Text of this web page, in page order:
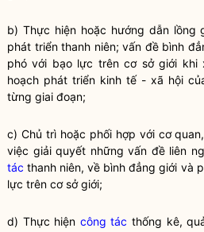
b) Thực hiện hoặc hướng dẫn lồng
phát triển thanh niên; vấn đề bình
phó với bạo lực trên cơ sở giới khi
hoạch phát triển kinh tế - xã hội
từng giai đoạn;
c) Chủ trì hoặc phối hợp với cơ
việc giải quyết những vấn đề liên
tác thanh niên, về bình đẳng giới và
lực trên cơ sở giới;
d) Thực hiện công tác thống kê,